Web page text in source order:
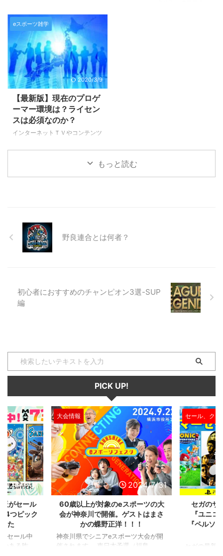
...
いあるのでしょうか？ 今回はそ
んな疑問にお答えするために、簡
単にまとめてみました。 ジャン
ルは主に７つにわけられます♪ e
スポーツは全世界で急速に人気を
高めています。 日本のeスポーツ
はまだまだ後進国と言われていま
すが、それでも徐々に盛り上がり
を魅せつつあり、ＴＶなどでも
「eスポーツ」というワードや、
eスポーツの種目、タイトルが話
題に上がることも出てきました。
世界中の人たちが参加しているの
...
eスポーツ雑学
2020/3/9
【最新版】現在のプロゲ
ーマー環境は？ライセン
スは必須なのか？
インターネットＴＶやコンテンツ
も徐々に取り上げられる事が増え
てきたeスポーツ。 これからどん
ーやゲーマーを取り巻く２０２０
年における環境についてお話で
す。 プロゲーマーって？ プロゲ
ーマーというのは、職業としてゲ
たちの事なんですね！ eスポ ...
もっと読む
野良連合とは何者？
初心者におすすめのチャンピオン3選-SUP
編
PICK UP!
2024/7/31
がセール
4つピック
た
セール中
ある昨
大会情報
2024/7/31
60歳以上が対象のeスポーツの大
会が神奈川で開催。ゲストはまさ
かの蝶野正洋！！！
神奈川県でシニアeスポーツ大会が開
催されます。 東日本予選（福島
セール、クー
セガのサ
『ユニ
『ペルソ
セガの最新